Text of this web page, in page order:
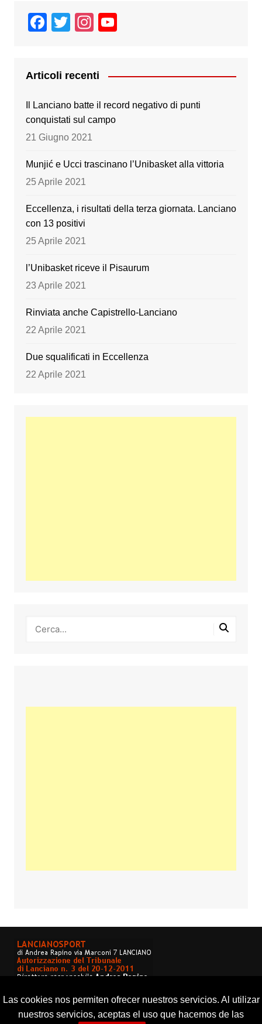
F
e
b
o
o
T
er
In
gr
a
m
T
Articoli recenti
Il Lanciano batte il record negativo di punti
conquistati sul campo
21 Giugno 2021
Munjić e Ucci trascinano l’Unibasket alla vittoria
25 Aprile 2021
Eccellenza, i risultati della terza giornata. Lanciano
con 13 positivi
25 Aprile 2021
l’Unibasket riceve il Pisaurum
23 Aprile 2021
Rinviata anche Capistrello-Lanciano
22 Aprile 2021
Due squalificati in Eccellenza
22 Aprile 2021
Las cookies nos permiten ofrecer nuestros servicios. Al utilizar
nuestros servicios, aceptas el uso que hacemos de las